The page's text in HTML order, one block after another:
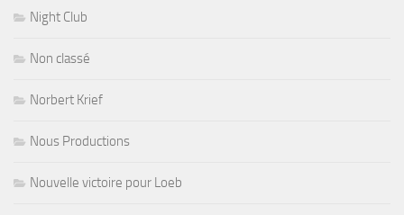
Night Club
Non classé
Norbert Krief
Nous Productions
Nouvelle victoire pour Loeb